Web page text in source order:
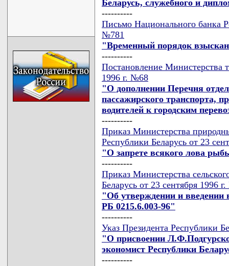
Беларусь, служебного и
----------
Письмо Национального банка
№781
"Временный порядок
----------
Постановление Министерства
1996 г. №68
"О дополнении Перечня
пассажирского транспорта,
водителей к городским
----------
Приказ Министерства
Республики Беларусь от 23
"О запрете всякого лова
----------
Приказ Министерства
Беларусь от 23 сентября 1996
"Об утверждении и введении
РБ 0215.6.003-96"
----------
Указ Президента Республики
"О присвоении
экономист Республики
----------